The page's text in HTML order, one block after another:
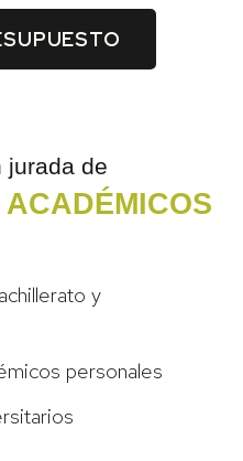
jurada de
y
personales